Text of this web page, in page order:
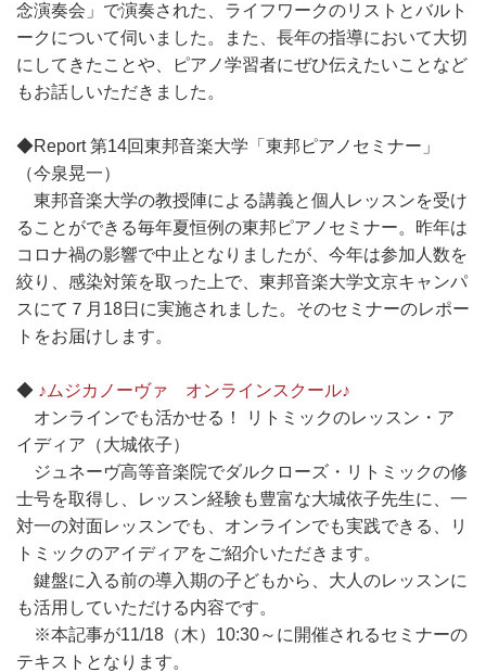
念演奏会」で演奏された、ライフワークのリストとバルト
ークについて伺いました。また、長年の指導において大切
にしてきたことや、ピアノ学習者にぜひ伝えたいことなど
もお話しいただきました。
◆Report 第14回東邦音楽大学「東邦ピアノセミナー」
（今泉晃一）
東邦音楽大学の教授陣による講義と個人レッスンを受け
ることができる毎年夏恒例の東邦ピアノセミナー。昨年は
コロナ禍の影響で中止となりましたが、今年は参加人数を
絞り、感染対策を取った上で、東邦音楽大学文京キャンパ
スにて７月18日に実施されました。そのセミナーのレポー
トをお届けします。
◆ ♪ムジカノーヴァ オンラインスクール♪
オンラインでも活かせる！ リトミックのレッスン・ア
イディア（大城依子）
ジュネーヴ高等音楽院でダルクローズ・リトミックの修
士号を取得し、レッスン経験も豊富な大城依子先生に、一
対一の対面レッスンでも、オンラインでも実践できる、リ
トミックのアイディアをご紹介いただきます。
鍵盤に入る前の導入期の子どもから、大人のレッスンに
も活用していただける内容です。
※本記事が11/18（木）10:30～に開催されるセミナーの
テキストとなります。